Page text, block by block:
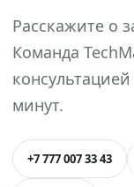
Расскажите о
Команда
минут.
+7 777 007 33 43